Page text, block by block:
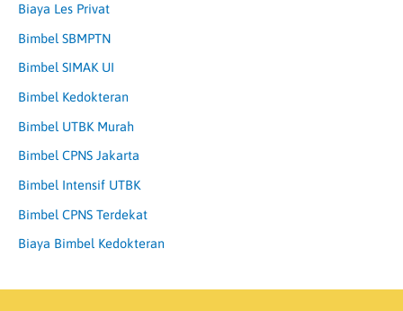
Biaya Les Privat
Bimbel SBMPTN
Bimbel SIMAK UI
Bimbel Kedokteran
Bimbel UTBK Murah
Bimbel CPNS Jakarta
Bimbel Intensif UTBK
Bimbel CPNS Terdekat
Biaya Bimbel Kedokteran